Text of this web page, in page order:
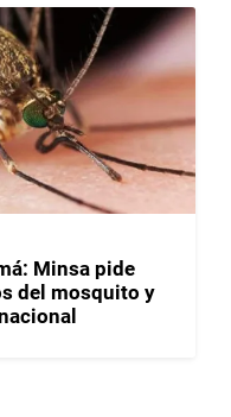
Minsa pide
del mosquito y